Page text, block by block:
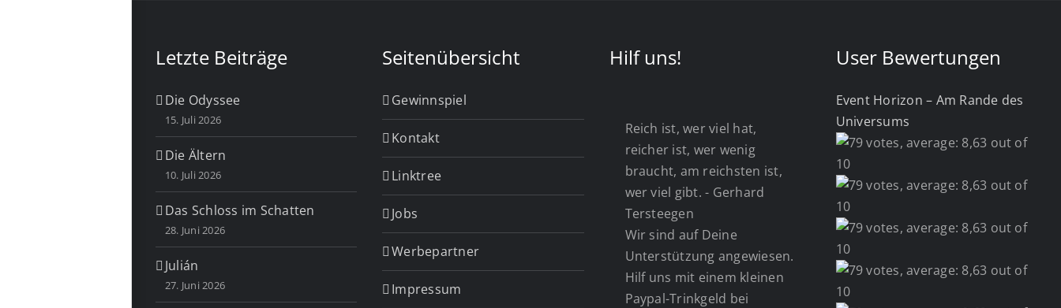
Letzte Beiträge
Die Odyssee
15. Juli 2026
Die Ältern
10. Juli 2026
Das Schloss im Schatten
28. Juni 2026
Julián
27. Juni 2026
Seitenübersicht
Gewinnspiel
Kontakt
Linktree
Jobs
Werbepartner
Impressum
Hilf uns!
Reich ist, wer viel hat,
reicher ist, wer wenig
braucht, am reichsten ist,
wer viel gibt. - Gerhard
Tersteegen
Wir sind auf Deine
Unterstützung angewiesen.
Hilf uns mit einem kleinen
Paypal-Trinkgeld bei
User Bewertungen
Event Horizon – Am Rande des
Universums